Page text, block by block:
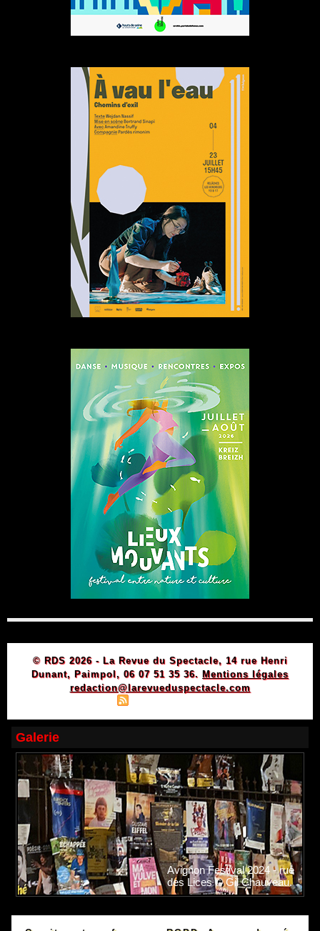
© RDS 2026 - La Revue du Spectacle, 14 rue Henri
Dunant, Paimpol, 06 07 51 35 36. Mentions légales
redaction@larevueduspectacle.com
Galerie
Avignon Festival 2024 - rue
des Lices © Gil Chauveau.